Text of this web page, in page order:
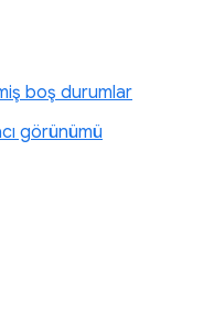
boş durumlar
görünümü